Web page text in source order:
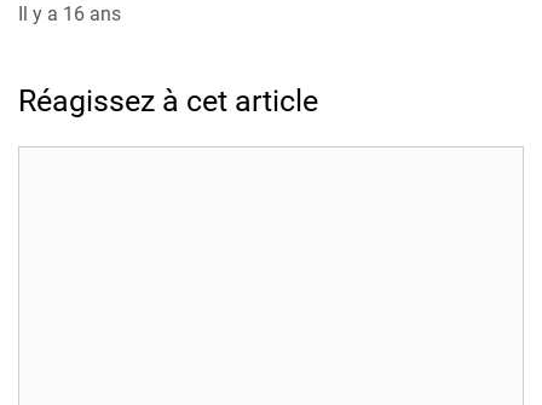
Il y a 16 ans
Réagissez à cet article